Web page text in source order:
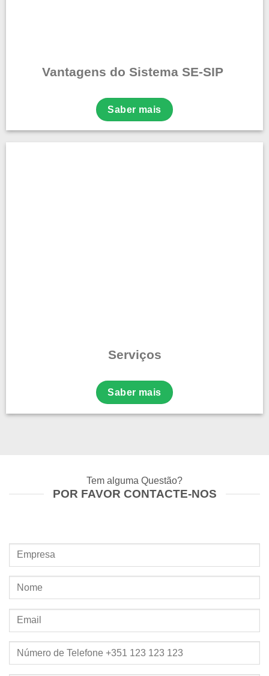
Vantagens do Sistema SE-SIP
Saber mais
Serviços
Saber mais
Tem alguma Questão?
POR FAVOR CONTACTE-NOS